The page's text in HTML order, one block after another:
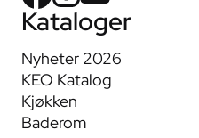
Kataloger
Nyheter 2026
KEO Katalog
Kjøkken
Baderom